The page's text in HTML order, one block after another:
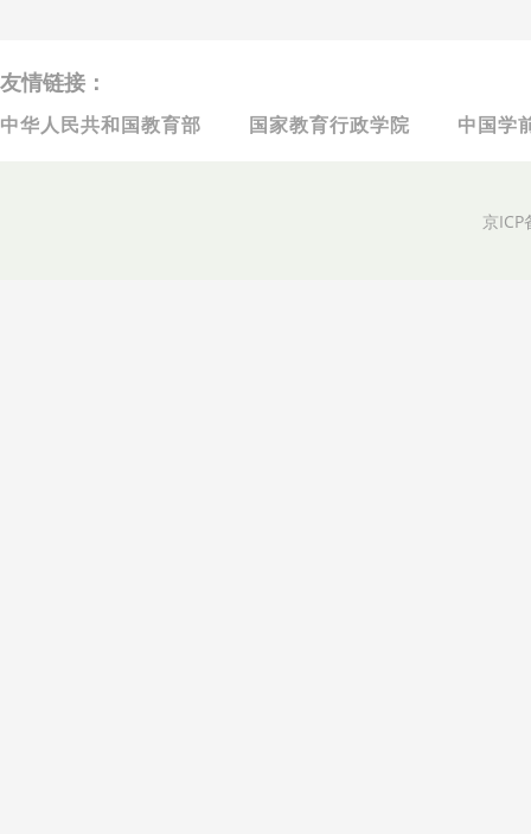
友情链接：
中华人民共和国教育部 国家教育行政学院 中国学
京